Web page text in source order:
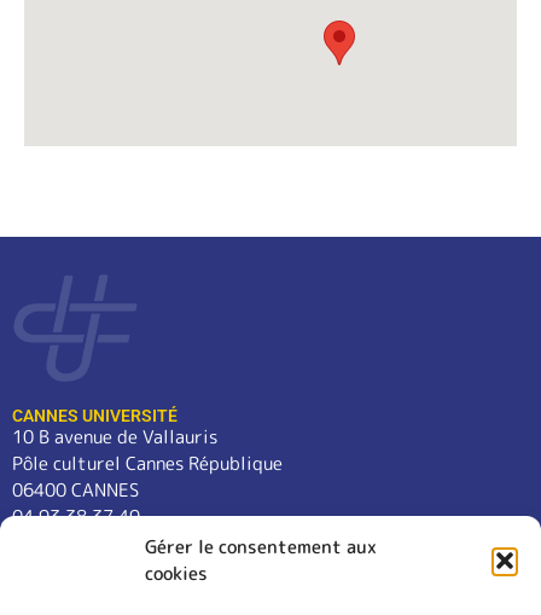
Gérer le consentement aux
cookies
CANNES UNIVERSITÉ
10 B avenue de Vallauris
Pôle culturel Cannes République
06400 CANNES
04 93 38 37 49
contact@cannes-universite.fr